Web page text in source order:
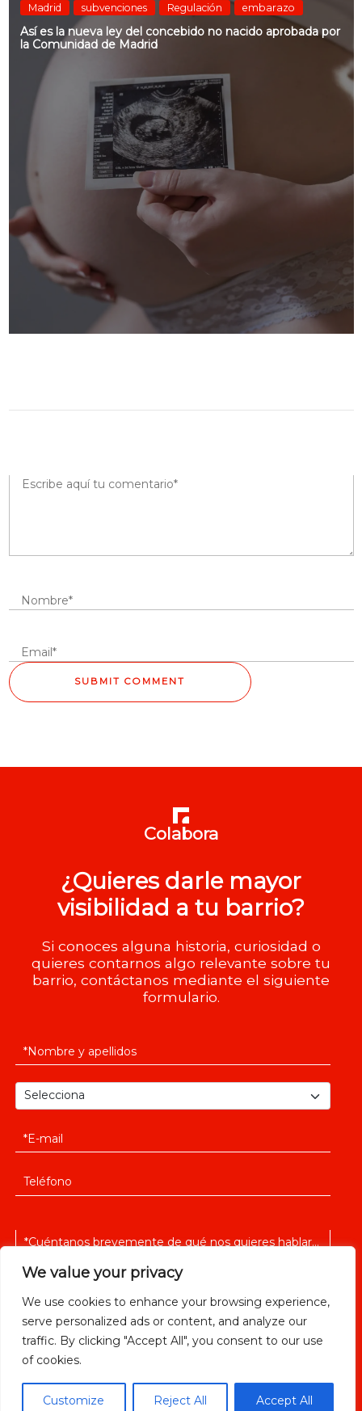
We value your privacy
We use cookies to enhance your browsing experience,
serve personalized ads or content, and analyze our
traffic. By clicking "Accept All", you consent to our use
of cookies.
Customize Reject All Accept All
Madrid subvenciones Regulación embarazo
Así es la nueva ley del concebido no nacido aprobada por
la Comunidad de Madrid
Colabora
¿Quieres darle mayor
visibilidad a tu barrio?
Si conoces alguna historia, curiosidad o
quieres contarnos algo relevante sobre tu
barrio, contáctanos mediante el siguiente
formulario.
He leido y acepto la política de privacidad
ENVIAR